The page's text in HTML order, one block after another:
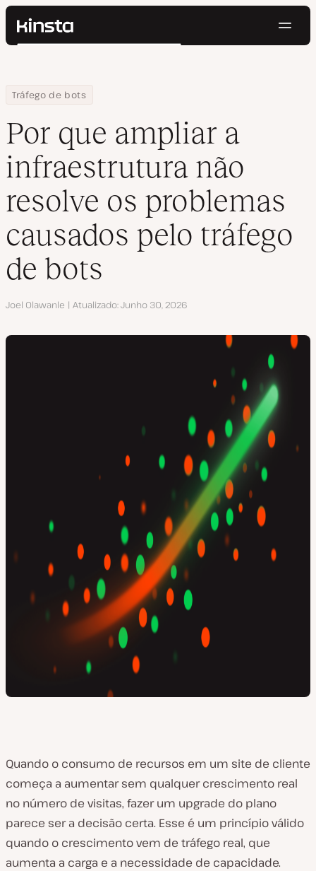
Kinsta®
Preços
Contato
Pesquisar
Home
Centro de Recursos
Blog
Tráfego de bots
Por que ampliar a infraestrutura não resolve os problemas
Por que ampliar a
infraestrutura não
resolve os problemas
causados pelo tráfego
de bots
Autor
Joel Olawanle Atualizado Junho 30, 2026
Quando o consumo de recursos em um site de cliente
começa a aumentar sem qualquer crescimento real
no número de visitas, fazer um upgrade do plano
parece ser a decisão certa. Esse é um princípio válido
quando o crescimento vem de tráfego real, que
aumenta a carga e a necessidade de capacidade.